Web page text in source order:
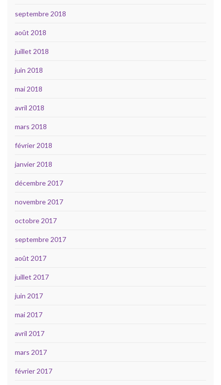
septembre 2018
août 2018
juillet 2018
juin 2018
mai 2018
avril 2018
mars 2018
février 2018
janvier 2018
décembre 2017
novembre 2017
octobre 2017
septembre 2017
août 2017
juillet 2017
juin 2017
mai 2017
avril 2017
mars 2017
février 2017